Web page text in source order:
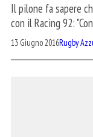
Il pilone fa sapere
con il Racing 92:
13 Giugno 2016Rugby